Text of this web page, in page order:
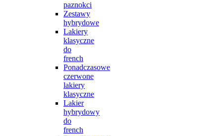
paznokci
Zestawy
hybrydowe
Lakiery
klasyczne
do
french
Ponadczasowe
czerwone
lakiery
klasyczne
Lakier
hybrydowy
do
french